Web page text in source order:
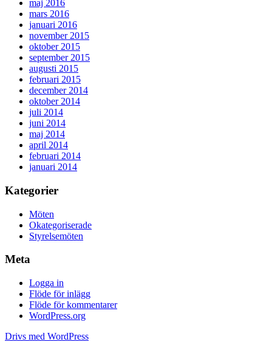
maj 2016
mars 2016
januari 2016
november 2015
oktober 2015
september 2015
augusti 2015
februari 2015
december 2014
oktober 2014
juli 2014
juni 2014
maj 2014
april 2014
februari 2014
januari 2014
Kategorier
Möten
Okategoriserade
Styrelsemöten
Meta
Logga in
Flöde för inlägg
Flöde för kommentarer
WordPress.org
Drivs med WordPress